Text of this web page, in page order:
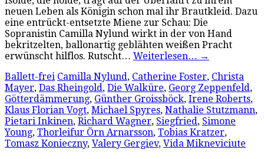
neuen Leben als Königin schon mal ihr Brautkleid. Dazu
eine entrückt-entsetzte Miene zur Schau: Die
Sopranistin Camilla Nylund wirkt in der von Hand
bekritzelten, ballonartig geblähten weißen Pracht
erwünscht hilflos. Rutscht… Weiterlesen… →
Ballett-frei Camilla Nylund, Catherine Foster, Christa
Mayer, Das Rheingold, Die Walküre, Georg Zeppenfeld,
Götterdämmerung, Günther Groissböck, Irene Roberts,
Klaus Florian Vogt, Michael Spyres, Nathalie Stutzmann,
Pietari Inkinen, Richard Wagner, Siegfried, Simone
Young, Thorleifur Örn Arnarsson, Tobias Kratzer,
Tomasz Konieczny, Valery Gergiev, Vida Mikneviciute